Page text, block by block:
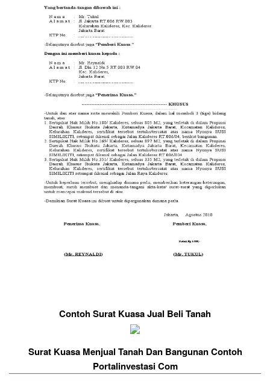
Contoh Surat Kuasa Jual Beli Tanah
Surat Kuasa Menjual Tanah Dan Bangunan Contoh
Portalinvestasi Com